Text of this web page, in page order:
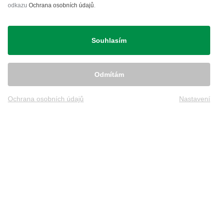
Přeprava
odkazu Ochrana osobních údajů.
Souhlasím
Odmítám
Ochrana osobních údajů Nastavení